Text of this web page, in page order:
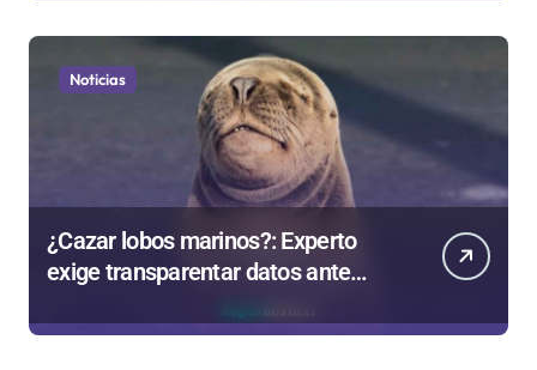
Noticias
¿Cazar lobos marinos?: Experto
exige transparentar datos ante
Gobierno